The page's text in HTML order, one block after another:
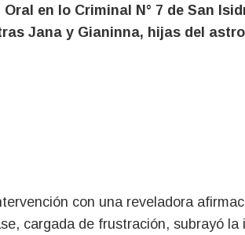
en lo Criminal N° 7 de San
Jana y Gianinna, hijas del
con una reveladora
cargada de frustración, subrayó